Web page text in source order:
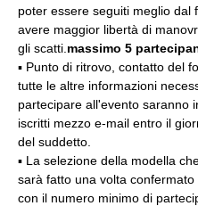
poter essere seguiti meglio dal
avere maggior libertà di
gli scatti. massimo 5
▪️ Punto di ritrovo, contatto del
tutte le altre informazioni
partecipare all'evento saranno
iscritti mezzo e-mail entro il
del suddetto.
▪️ La selezione della modella
sarà fatto una volta confermato
con il numero minimo di